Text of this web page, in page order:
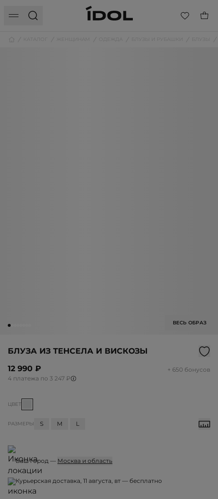
ВЕСЬ ОБРАЗ
БЛУЗА ИЗ ТЕНСЕЛА И ВИСКОЗЫ
12 990 ₽
+ 650 бонусов
4 платежа по 3 247 ₽
ЦВЕТ
РАЗМЕРЫ S M L
Ваш город — Москва и область
Курьерская доставка, 11 августа, вт — бесплатно